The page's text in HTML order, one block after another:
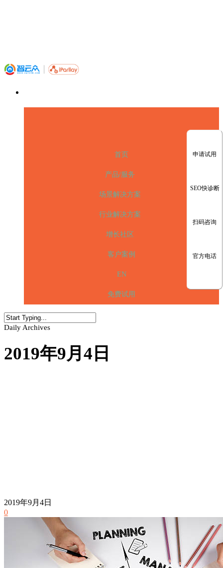
首页
产品/服务
场景解决方案
行业解决方案
增长社区
客户案例
EN
免费试用
Daily Archives
2019年9月4日
2019年9月4日
0
申请试用
SEO快诊断
扫码咨询
官方电话